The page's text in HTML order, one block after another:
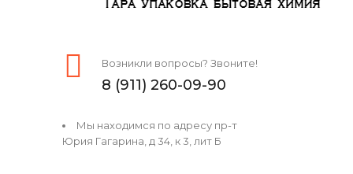
Возникли вопросы? Звоните!
8 (911) 260-09-90
Мы находимся по адресу пр-т
Юрия Гагарина, д 34, к 3, лит Б